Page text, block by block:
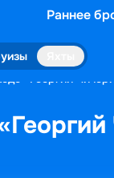
Раннее
«Георгий